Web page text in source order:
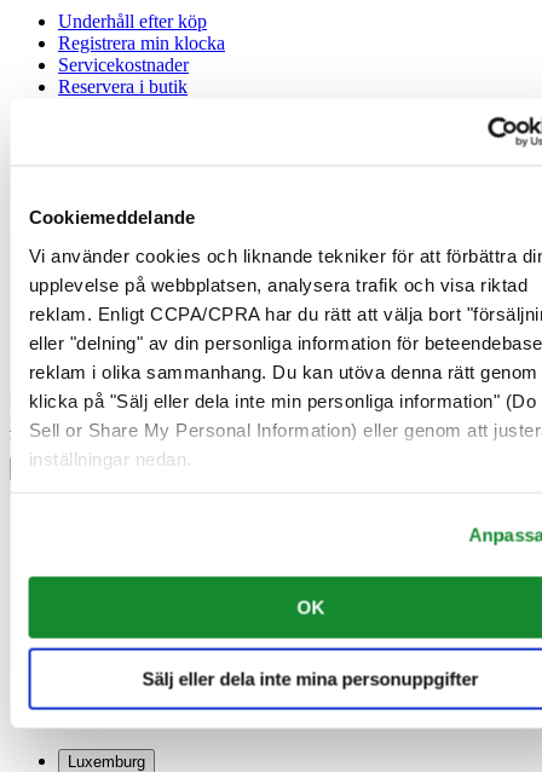
Cookiemeddelande
Vi använder cookies och liknande tekniker för att förbättra
upplevelse på webbplatsen, analysera trafik och visa riktad
reklam. Enligt CCPA/CPRA har du rätt att välja bort
eller "delning" av din personliga information för
reklam i olika sammanhang. Du kan utöva denna rätt genom
klicka på "Sälj eller dela inte min personliga information" (Do
Sell or Share My Personal Information) eller genom att
inställningar nedan.
OK
Sälj eller dela inte mina personuppgifter
Underhåll efter köp
Registrera min klocka
Servicekostnader
Reservera i butik
Användarvillkor
Cookiemeddelande
Försäljningsvillkor
Ångerrätt / Frånträde av avtal
Gå med i Certina Klubben
Registrera dig för att få exklusiv information
Bli medlem
Välj land/region
Språkväljare
Danmark
Irland
English
简体中文
Luxemburg